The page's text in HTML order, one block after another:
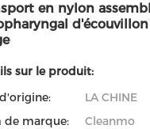
en nylon
sur le produit:
LA CHINE
de marque:
Cleanmo